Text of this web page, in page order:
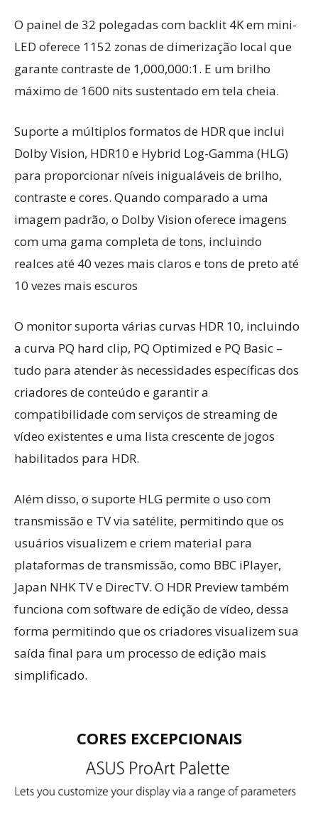
O painel de 32 polegadas com backlit 4K em mini-
LED oferece 1152 zonas de dimerização local que
garante contraste de 1,000,000:1. E um brilho
máximo de 1600 nits sustentado em tela cheia.
Suporte a múltiplos formatos de HDR que inclui
Dolby Vision, HDR10 e Hybrid Log-Gamma (HLG)
para proporcionar níveis inigualáveis de brilho,
contraste e cores. Quando comparado a uma
imagem padrão, o Dolby Vision oferece imagens
com uma gama completa de tons, incluindo
realces até 40 vezes mais claros e tons de preto até
10 vezes mais escuros
O monitor suporta várias curvas HDR 10, incluindo
a curva PQ hard clip, PQ Optimized e PQ Basic –
tudo para atender às necessidades específicas dos
criadores de conteúdo e garantir a
compatibilidade com serviços de streaming de
vídeo existentes e uma lista crescente de jogos
habilitados para HDR.
Além disso, o suporte HLG permite o uso com
transmissão e TV via satélite, permitindo que os
usuários visualizem e criem material para
plataformas de transmissão, como BBC iPlayer,
Japan NHK TV e DirecTV. O HDR Preview também
funciona com software de edição de vídeo, dessa
forma permitindo que os criadores visualizem sua
saída final para um processo de edição mais
simplificado.
CORES EXCEPCIONAIS